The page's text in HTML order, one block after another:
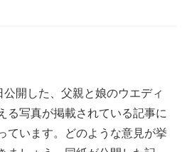
公開した、父親と娘のウエディ
る写真が掲載されている記事に
ています。どのような意見が挙